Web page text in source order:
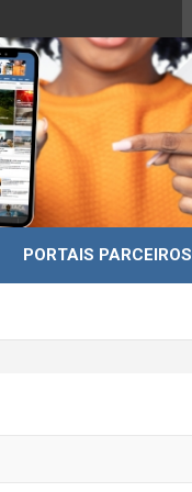
PORTAIS PARCEIROS